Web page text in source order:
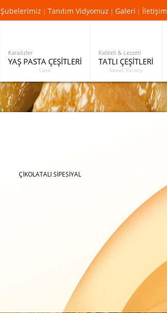
Şubelerimiz | Tanıtım Vidyomuz | Galeri | İletişim
Karaözler
YAŞ PASTA ÇEŞİTLERİ
Cake
Kaliteli & Lezzeti
TATLI ÇEŞİTLERİ
Sweet Variety
ÇİKOLATALI SİPESİYAL